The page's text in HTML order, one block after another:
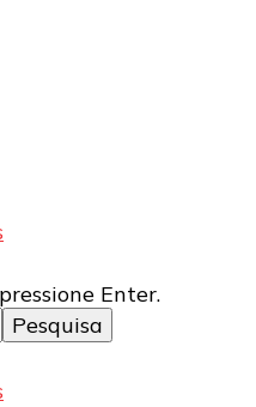
para pizzas,
seu comércio com a
conteúdos!
Enter.